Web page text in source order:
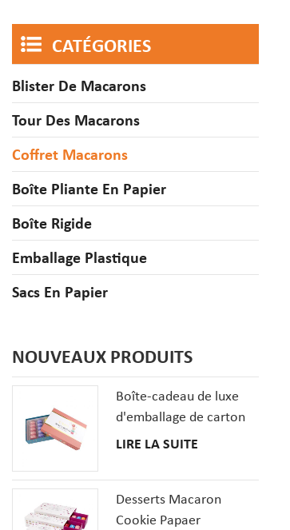
CATÉGORIES
Blister De Macarons
Tour Des Macarons
Coffret Macarons
Boîte Pliante En Papier
Boîte Rigide
Emballage Plastique
Sacs En Papier
NOUVEAUX PRODUITS
Boîte-cadeau de luxe
d'emballage de carton
de biscuits de macaron
insertions
LIRE LA SUITE
Desserts Macaron
Cookie Papaer